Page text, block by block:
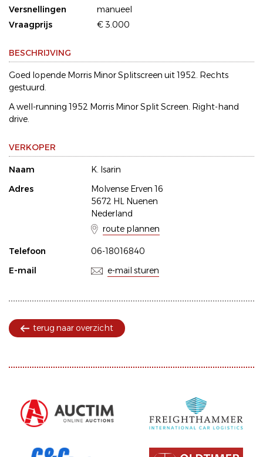
Versnellingen
manueel
Vraagprijs
€ 3.000
BESCHRIJVING
Goed lopende Morris Minor Splitscreen uit 1952. Rechts
gestuurd.
A well-running 1952 Morris Minor Split Screen. Right-hand
drive.
VERKOPER
Naam
K. Isarin
Adres
Molvense Erven 16
5672 HL Nuenen
Nederland
route plannen
Telefoon
06-18016840
E-mail
e-mail sturen
terug naar overzicht